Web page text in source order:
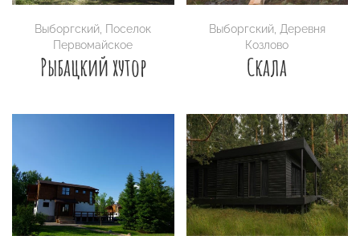
Выборгский, Поселок
Первомайское
Рыбацкий хутор
Выборгский, Деревня
Козлово
Скала